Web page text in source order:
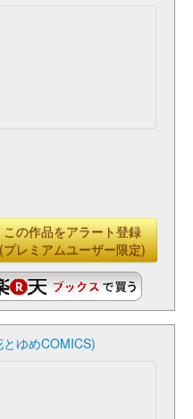
この作品をアラート登録
(プレミアムユーザー限定)
ゆめCOMICS)